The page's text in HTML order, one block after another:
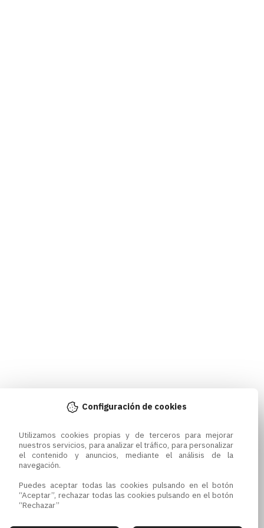
Configuración de cookies
Utilizamos cookies propias y de terceros para mejorar
nuestros servicios, para analizar el tráfico, para personalizar
el contenido y anuncios, mediante el análisis de la
navegación.
Puedes aceptar todas las cookies pulsando en el botón
“Aceptar”, rechazar todas las cookies pulsando en el botón
“Rechazar”